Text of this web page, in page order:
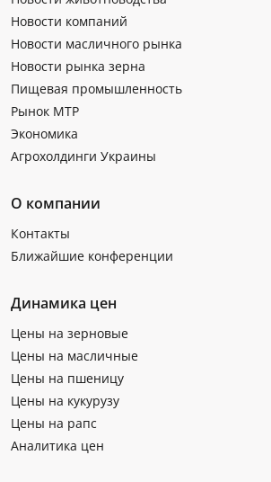
Новости компаний
Новости масличного рынка
Новости рынка зерна
Пищевая промышленность
Рынок МТР
Экономика
Агрохолдинги Украины
О компании
Контакты
Ближайшие конференции
Динамика цен
Цены на зерновые
Цены на масличные
Цены на пшеницу
Цены на кукурузу
Цены на рапс
Аналитика цен